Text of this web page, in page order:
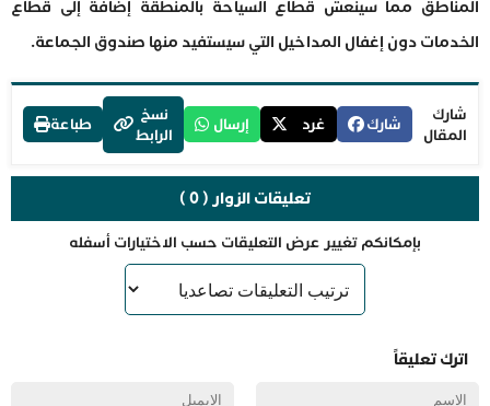
المناطق مما سينعش قطاع السياحة بالمنطقة إضافة إلى قطاع
الخدمات دون إغفال المداخيل التي سيستفيد منها صندوق الجماعة.
شارك
المقال
شارك غرد إرسال
نسخ
الرابط
طباعة
تعليقات الزوار ( 0 )
بإمكانكم تغيير عرض التعليقات حسب الاختيارات أسفله
اترك تعليقاً